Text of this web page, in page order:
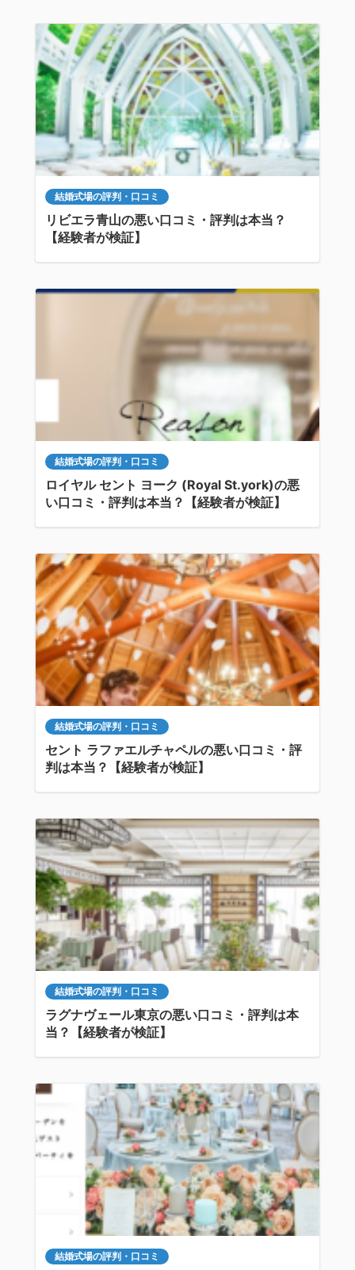
結婚式場の評判・口コミ
リビエラ青山の悪い口コミ・評判は本当？
【経験者が検証】
結婚式場の評判・口コミ
ロイヤル セント ヨーク (Royal St.york)の悪
い口コミ・評判は本当？【経験者が検証】
結婚式場の評判・口コミ
セント ラファエルチャペルの悪い口コミ・評
判は本当？【経験者が検証】
結婚式場の評判・口コミ
ラグナヴェール東京の悪い口コミ・評判は本
当？【経験者が検証】
結婚式場の評判・口コミ